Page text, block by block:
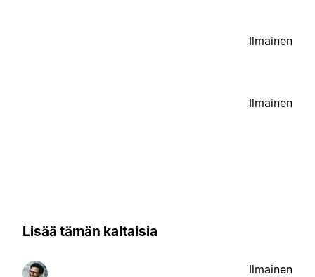
Ilmainen
Ilmainen
Lisää tämän kaltaisia
Ilmainen